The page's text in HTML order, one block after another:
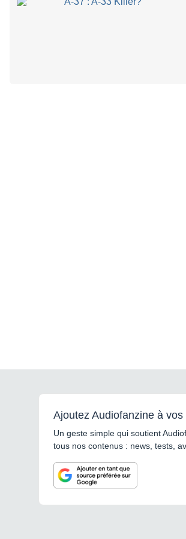
Ajoutez Audiofanzine à
Un geste simple qui soutient
tous nos contenus : news, tests,